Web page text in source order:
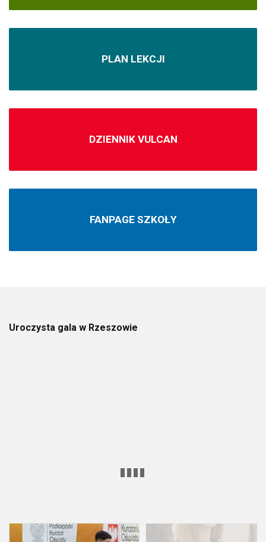
PLAN LEKCJI
DZIENNIK VULCAN
FANPAGE SZKOŁY
Uroczysta gala w Rzeszowie